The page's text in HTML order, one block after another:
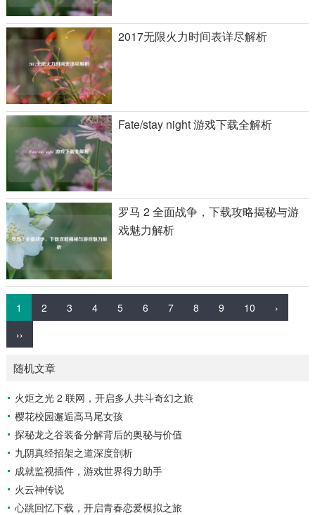
2017无限火力时间表详尽解析
Fate/stay night 游戏下载全解析
罗马 2 全面战争，下载攻略揭秘与游
戏魅力解析
1 2 3 4 5 6 7 8 9 10
›
››
随机文章
火炬之光 2 联网，开启多人共斗奇幻之旅
樱花校园邂逅高马尾女孩
探秘龙之谷装备分解背后的奥秘与价值
九阴真经招架之道深度剖析
成就监视插件，游戏世界得力助手
火云神传说
心跳回忆下载，开启青春恋爱模拟之旅